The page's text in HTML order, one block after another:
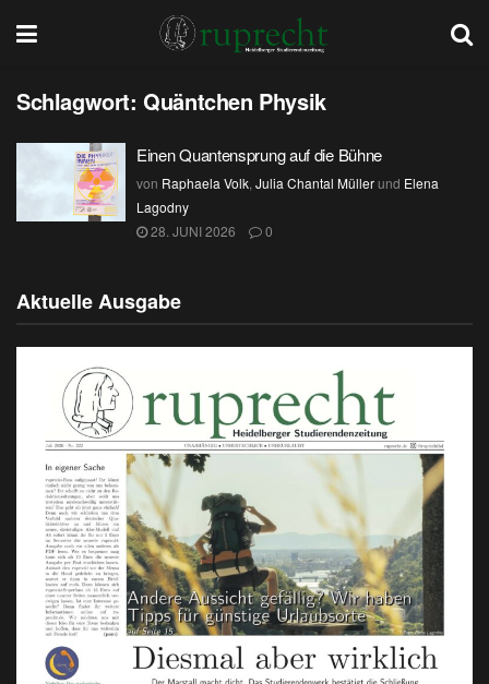
Schlagwort: Quäntchen Physik
Einen Quantensprung auf die Bühne
von Raphaela Volk, Julia Chantal Müllerund Elena
Lagodny
28. JUNI 2026
0
Aktuelle Ausgabe